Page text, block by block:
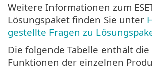
Weitere Informationen zum
Lösungspaket finden Sie unter
gestellte Fragen zu
Die folgende Tabelle enthält
Funktionen der einzelnen